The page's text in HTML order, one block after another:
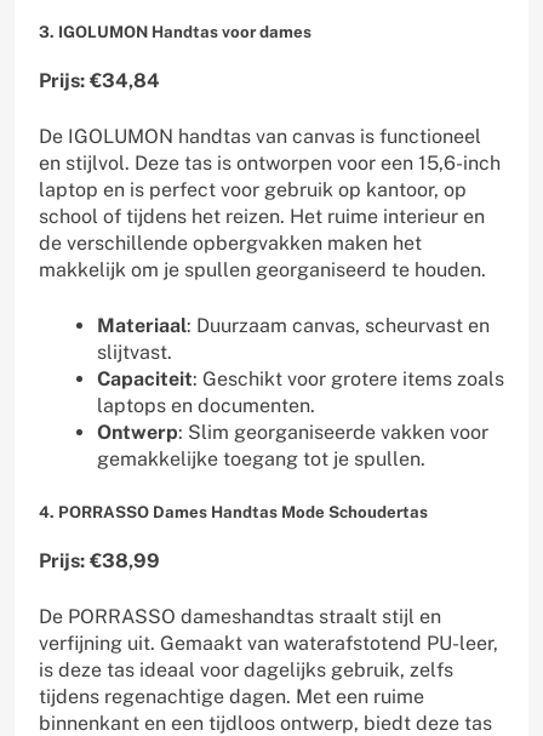
3. IGOLUMON Handtas voor dames
Prijs: €34,84
De IGOLUMON handtas van canvas is functioneel
en stijlvol. Deze tas is ontworpen voor een 15,6-inch
laptop en is perfect voor gebruik op kantoor, op
school of tijdens het reizen. Het ruime interieur en
de verschillende opbergvakken maken het
makkelijk om je spullen georganiseerd te houden.
Materiaal: Duurzaam canvas, scheurvast en
slijtvast.
Capaciteit: Geschikt voor grotere items zoals
laptops en documenten.
Ontwerp: Slim georganiseerde vakken voor
gemakkelijke toegang tot je spullen.
4. PORRASSO Dames Handtas Mode Schoudertas
Prijs: €38,99
De PORRASSO dameshandtas straalt stijl en
verfijning uit. Gemaakt van waterafstotend PU-leer,
is deze tas ideaal voor dagelijks gebruik, zelfs
tijdens regenachtige dagen. Met een ruime
binnenkant en een tijdloos ontwerp, biedt deze tas